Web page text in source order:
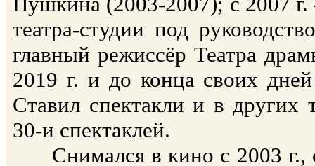
театра-студии под
главный режиссёр Театра
2019 г. и до конца своих
Ставил спектакли и в других
30-и спектаклей.
Снимался в кино с 2003 г.,